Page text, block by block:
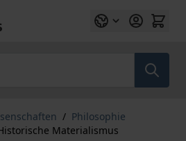
/ Philosophie
Materialismus